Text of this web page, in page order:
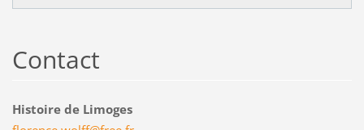
Contact
Histoire de Limoges